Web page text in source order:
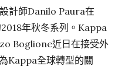
計師Danilo Paura在
年秋冬系列。Kappa
Boglione近日在接受外
Kappa全球轉型的關